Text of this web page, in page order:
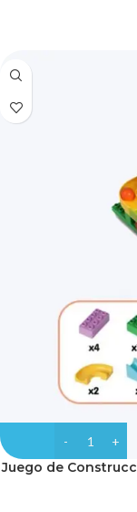
Juego de